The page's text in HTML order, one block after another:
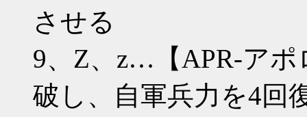
させる
9、Z、z…【APR-ア
破し、自軍兵力を4回